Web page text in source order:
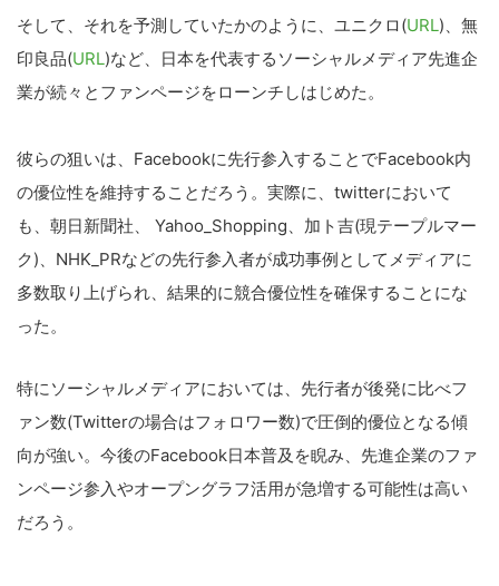
そして、それを予測していたかのように、ユニクロ(URL)、無
印良品(URL)など、日本を代表するソーシャルメディア先進企
業が続々とファンページをローンチしはじめた。
彼らの狙いは、Facebookに先行参入することでFacebook内
の優位性を維持することだろう。実際に、twitterにおいて
も、朝日新聞社、 Yahoo_Shopping、加ト吉(現テープルマー
ク)、NHK_PRなどの先行参入者が成功事例としてメディアに
多数取り上げられ、結果的に競合優位性を確保することにな
った。
特にソーシャルメディアにおいては、先行者が後発に比べフ
ァン数(Twitterの場合はフォロワー数)で圧倒的優位となる傾
向が強い。今後のFacebook日本普及を睨み、先進企業のファ
ンページ参入やオープングラフ活用が急増する可能性は高い
だろう。